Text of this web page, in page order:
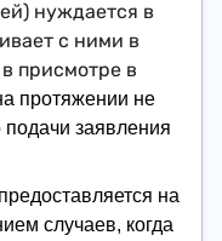
нуждается в
с ними в
присмотре в
протяжении не
заявления
на
случаев, когда